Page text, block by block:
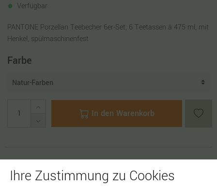
Verfügbar
PANTONE Porzellan Teebecher 6er-Set, 6 Teetassen à 475 ml, mit
Henkel, spülmaschinenfest
Farbe
In den Warenkorb
Ihre Zustimmung zu Cookies